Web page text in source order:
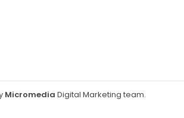
Micromedia Digital Marketing team.